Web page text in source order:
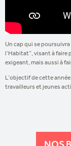
Un cap qui se
l’Habitat”, visant à
exigeant, mais aussi à
L’objectif de cette
travailleurs et jeunes